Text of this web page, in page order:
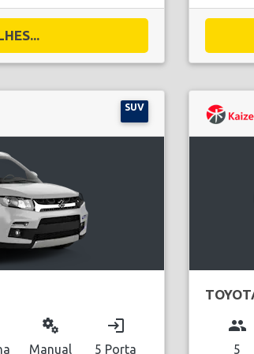
SUV
miscellaneous_services
Manual
login
5 Porta
group
5